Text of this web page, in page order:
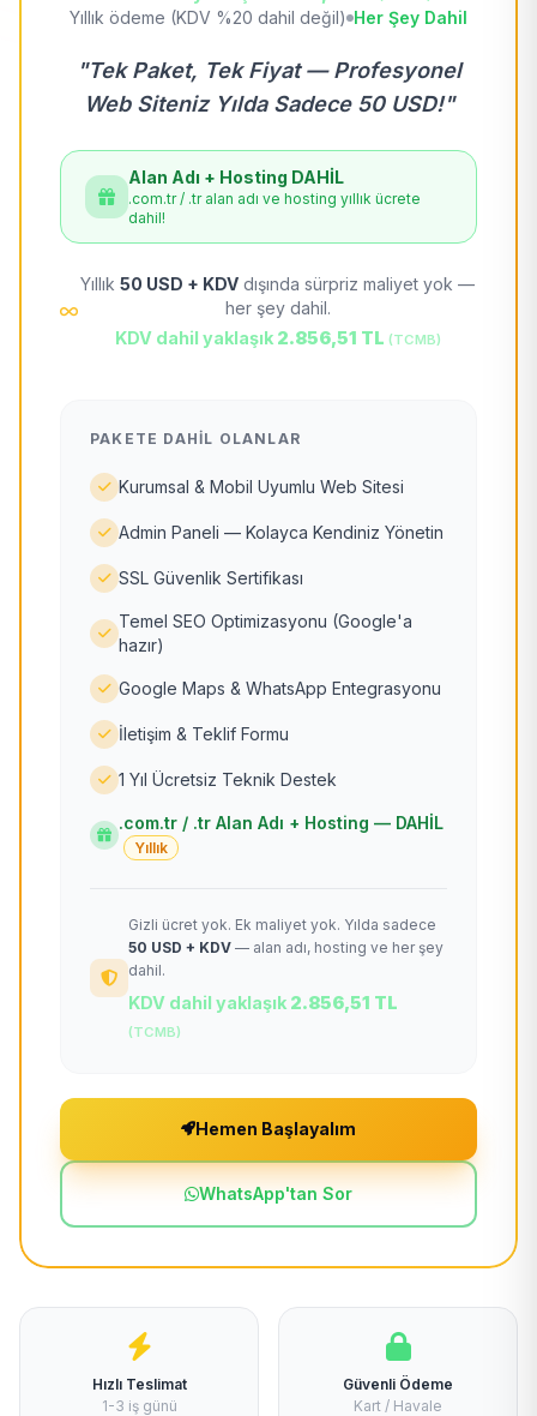
Yıllık ödeme (KDV %20 dahil değil) Her Şey Dahil
"Tek Paket, Tek Fiyat — Profesyonel
Web Siteniz Yılda Sadece 50 USD!"
Alan Adı + Hosting DAHİL
.com.tr / .tr alan adı ve hosting yıllık ücrete
dahil!
Yıllık 50 USD + KDV dışında sürpriz maliyet yok —
her şey dahil.
KDV dahil yaklaşık 2.856,51 TL (TCMB)
PAKETE DAHIL OLANLAR
Kurumsal & Mobil Uyumlu Web Sitesi
Admin Paneli — Kolayca Kendiniz Yönetin
SSL Güvenlik Sertifikası
Temel SEO Optimizasyonu (Google'a
hazır)
Google Maps & WhatsApp Entegrasyonu
İletişim & Teklif Formu
1 Yıl Ücretsiz Teknik Destek
.com.tr / .tr Alan Adı + Hosting — DAHİL
Yıllık
Gizli ücret yok. Ek maliyet yok. Yılda sadece
50 USD + KDV — alan adı, hosting ve her şey
dahil.
KDV dahil yaklaşık 2.856,51 TL
(TCMB)
Hemen Başlayalım
WhatsApp'tan Sor
Hızlı Teslimat
1-3 iş günü
Güvenli Ödeme
Kart / Havale